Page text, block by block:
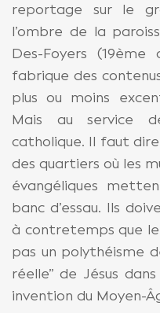
reportage sur le
l’ombre de la
Des-Foyers (19ème
fabrique des
plus ou moins
Mais au service
catholique. Il faut
des quartiers où les
évangéliques
banc d’essau. Ils
à contretemps que
pas un polythéisme
réelle” de Jésus
invention du Moyen-